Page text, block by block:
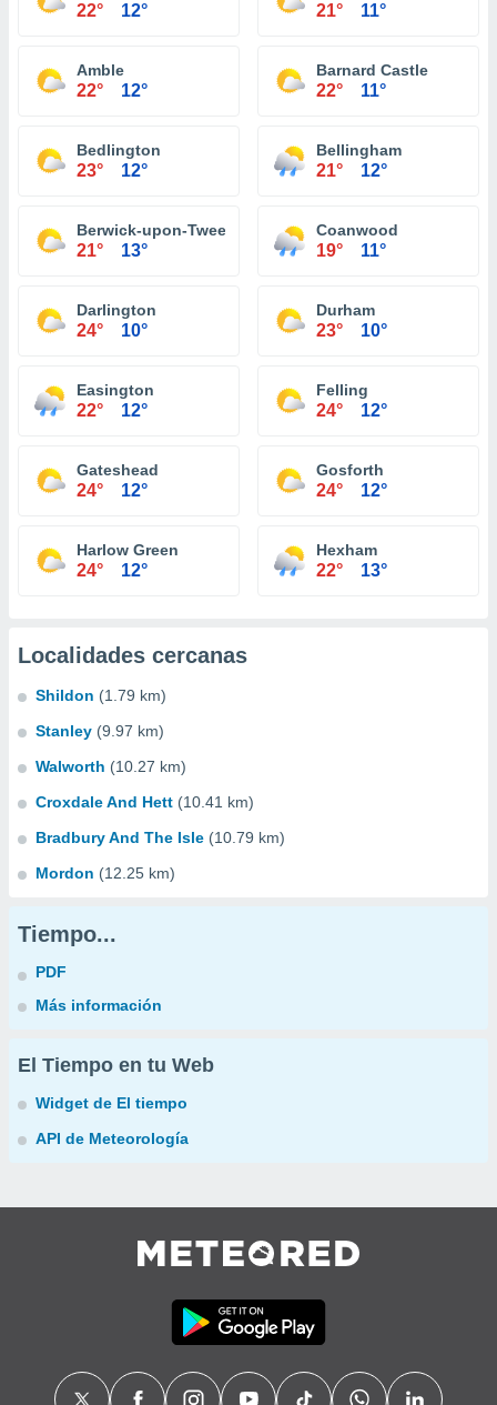
22° 12° 21° 11°
Amble
22° 12°
Barnard Castle
22° 11°
Bedlington
23° 12°
Bellingham
21° 12°
Berwick-upon-Tweed
21° 13°
Coanwood
19° 11°
Darlington
24° 10°
Durham
23° 10°
Easington
22° 12°
Felling
24° 12°
Gateshead
24° 12°
Gosforth
24° 12°
Harlow Green
24° 12°
Hexham
22° 13°
Localidades cercanas
Shildon (1.79 km)
Stanley (9.97 km)
Walworth (10.27 km)
Croxdale And Hett (10.41 km)
Bradbury And The Isle (10.79 km)
Mordon (12.25 km)
Tiempo...
PDF
Más información
El Tiempo en tu Web
Widget de El tiempo
API de Meteorología